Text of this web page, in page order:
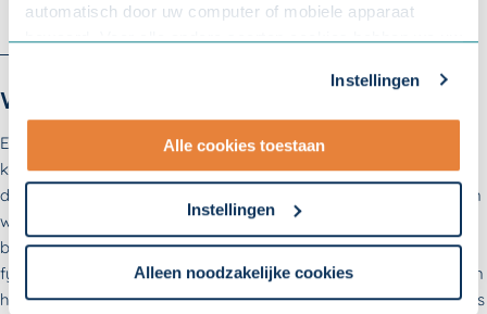
automatisch door uw computer of mobiele apparaat
bewaard. Voor alle andere soorten cookies hebben we uw
aanpassen. Met uw toestemming delen wij uw gegevens
met onze10 partners.
- Lees hier onzeprivacyverklaringen onze
Om uw toestemmingsvoorkeur te wijzigen, klikt u op
Instellingen
Alle cookies toestaan
Instellingen
Alleen noodzakelijke cookies
Wat betekent dit voor uw bedrijf?
Er zijn diverse oorzaken van fysiek verzuim die grote gevolgen
kunnen hebben voor uw verzuimkosten, maar ook voor de
dagelijkse voortgang binnen uw bedrijf. Als er geen maatregelen
worden genomen, kan een enkele medewerker met griep
bijvoorbeeld uitgroeien tot een griepgolf. Medewerkers met een
fysiek zware functie, lopen het risico dat zij worden overbelast en
hun werk niet meer kunnen uitvoeren. Voor deze medewerkers is